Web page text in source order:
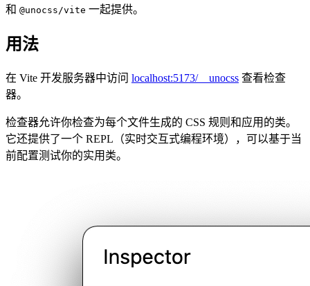
和 @unocss/vite 一起提供。
用法
在 Vite 开发服务器中访问 localhost:5173/__unocss 查看检查
器。
检查器允许你检查为每个文件生成的 CSS 规则和应用的类。
它还提供了一个 REPL（实时交互式编程环境），可以基于当
前配置测试你的实用类。